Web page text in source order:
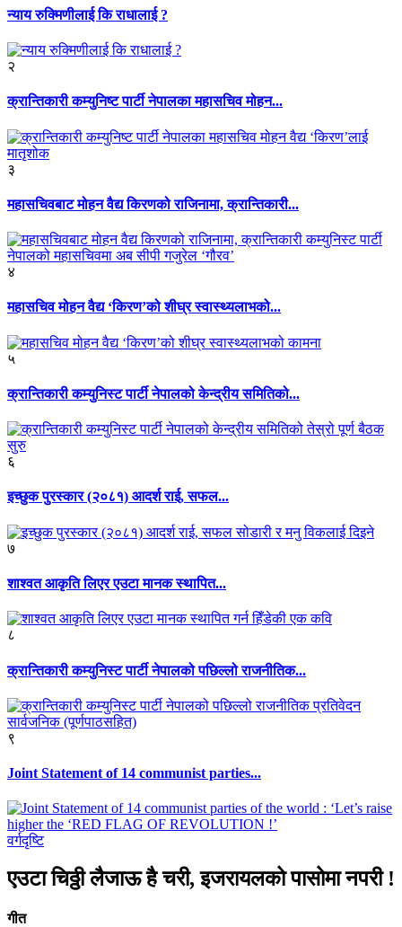
न्याय रुक्मिणीलाई कि राधालाई ?
२
क्रान्तिकारी कम्युनिष्ट पार्टी नेपालका महासचिव मोहन...
३
महासचिवबाट मोहन वैद्य किरणको राजिनामा, क्रान्तिकारी...
४
महासचिव मोहन वैद्य ‘किरण’को शीघ्र स्वास्थ्यलाभको...
५
क्रान्तिकारी कम्युनिस्ट पार्टी नेपालको केन्द्रीय समितिको...
६
इच्छुक पुरस्कार (२०८१) आदर्श राई, सफल...
७
शाश्वत आकृति लिएर एउटा मानक स्थापित...
८
क्रान्तिकारी कम्युनिस्ट पार्टी नेपालको पछिल्लो राजनीतिक...
९
Joint Statement of 14 communist parties...
वर्गदृष्टि
एउटा चिठ्ठी लैजाऊ है चरी, इजरायलको पासोमा नपरी !
गीत